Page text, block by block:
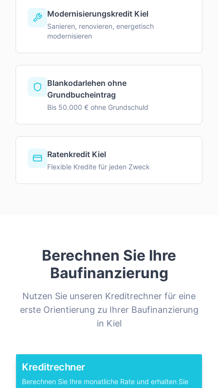
Modernisierungskredit Kiel
Sanieren, renovieren, energetisch
modernisieren
Blankodarlehen ohne
Grundbucheintrag
Bis 50.000 € ohne Grundschuld
Ratenkredit Kiel
Flexible Kredite für jeden Zweck
Berechnen Sie Ihre
Baufinanzierung
Nutzen Sie unseren Kreditrechner für eine
erste Orientierung zu Ihrer Baufinanzierung
in Kiel
Kreditrechner
Berechnen Sie Ihre monatliche Rate und erhalten Sie